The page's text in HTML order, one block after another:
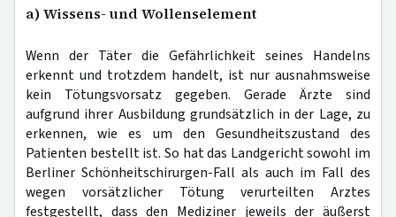
a) Wissens- und Wollenselement
Wenn der Täter die Gefährlichkeit seines Handelns
erkennt und trotzdem handelt, ist nur ausnahmsweise
kein Tötungsvorsatz gegeben. Gerade Ärzte sind
aufgrund ihrer Ausbildung grundsätzlich in der Lage, zu
erkennen, wie es um den Gesundheitszustand des
Patienten bestellt ist. So hat das Landgericht sowohl im
Berliner Schönheitschirurgen-Fall als auch im Fall des
wegen vorsätzlicher Tötung verurteilten Arztes
festgestellt, dass den Mediziner jeweils der äußerst